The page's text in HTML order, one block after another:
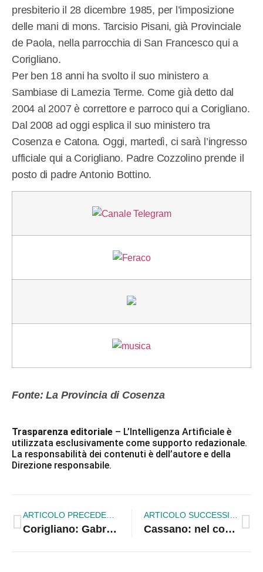
presbiterio il 28 dicembre 1985, per l’imposizione
delle mani di mons. Tarcisio Pisani, già Provinciale
de Paola, nella parrocchia di San Francesco qui a
Corigliano.
Per ben 18 anni ha svolto il suo ministero a
Sambiase di Lamezia Terme. Come già detto dal
2004 al 2007 è correttore e parroco qui a Corigliano.
Dal 2008 ad oggi esplica il suo ministero tra
Cosenza e Catona. Oggi, martedì, ci sarà l’ingresso
ufficiale qui a Corigliano. Padre Cozzolino prende il
posto di padre Antonio Bottino.
Fonte: La Provincia di Cosenza
Trasparenza editoriale – L’Intelligenza Artificiale è
utilizzata esclusivamente come supporto redazionale.
La responsabilità dei contenuti è dell’autore e della
Direzione responsabile.
Corigliano: Gabriella Martilotti in giunta nazionale Agriturist Cassano: nel consiglio volano parole pesanti. Garofalo manda un messaggio